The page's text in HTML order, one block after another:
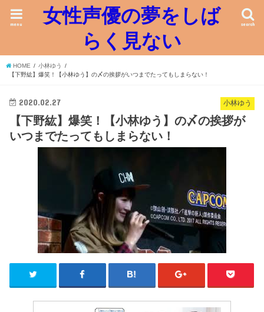
女性声優の夢をしば
らく見ない
search
menu
HOME
小林ゆう
【下野紘】爆笑！【小林ゆう】の〆の挨拶がいつまでたってもしまらない！
小林ゆう
2020.02.27
【下野紘】爆笑！【小林ゆう】の〆の挨拶が
いつまでたってもしまらない！